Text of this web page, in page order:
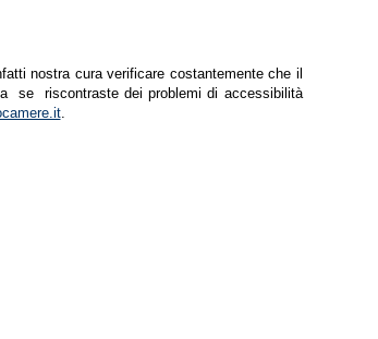
nostra cura verificare costantemente che il
se riscontraste dei problemi di accessibilità
.